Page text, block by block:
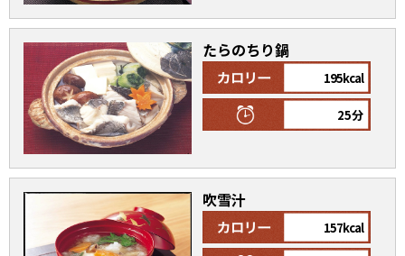
だし粉
商品情報一覧
おすすめサイト
たらのちり鍋
195kcal
25分
吹雪汁
157kcal